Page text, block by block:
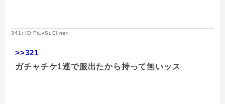
341: ID:FrLvSuCl.net
>>321
ガチャチケ1連で服出たから持って無いッス